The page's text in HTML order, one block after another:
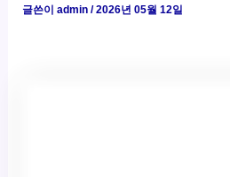
글쓴이admin/2026년 05월 12일